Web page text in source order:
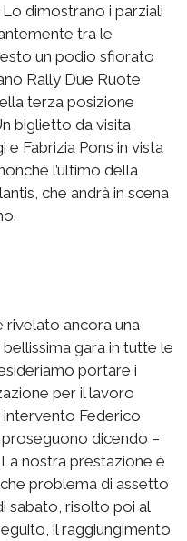
dimostrano i parziali
tra le
un podio sfiorato
Rally Due Ruote
terza posizione
biglietto da visita
Fabrizia Pons in vista
l’ultimo della
che andrà in scena
rivelato ancora una
gara in tutte le
portare i
per il lavoro
Federico
proseguono dicendo –
nostra prestazione è
problema di assetto
sabato, risolto poi al
il raggiungimento